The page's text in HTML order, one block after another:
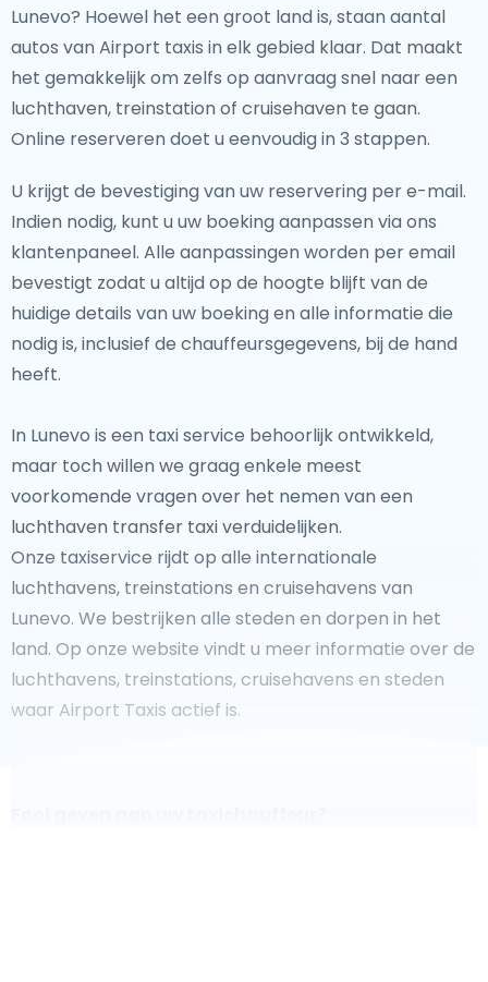
Lunevo? Hoewel het een groot land is, staan aantal
autos van Airport taxis in elk gebied klaar. Dat maakt
het gemakkelijk om zelfs op aanvraag snel naar een
luchthaven, treinstation of cruisehaven te gaan.
Online reserveren doet u eenvoudig in 3 stappen.
U krijgt de bevestiging van uw reservering per e-mail.
Indien nodig, kunt u uw boeking aanpassen via ons
klantenpaneel. Alle aanpassingen worden per email
bevestigt zodat u altijd op de hoogte blijft van de
huidige details van uw boeking en alle informatie die
nodig is, inclusief de chauffeursgegevens, bij de hand
heeft.
In Lunevo is een taxi service behoorlijk ontwikkeld,
maar toch willen we graag enkele meest
voorkomende vragen over het nemen van een
luchthaven transfer taxi verduidelijken.
Onze taxiservice rijdt op alle internationale
luchthavens, treinstations en cruisehavens van
Lunevo. We bestrijken alle steden en dorpen in het
land. Op onze website vindt u meer informatie over de
luchthavens, treinstations, cruisehavens en steden
waar Airport Taxis actief is.